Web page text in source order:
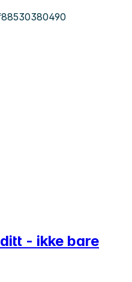
- ikke bare